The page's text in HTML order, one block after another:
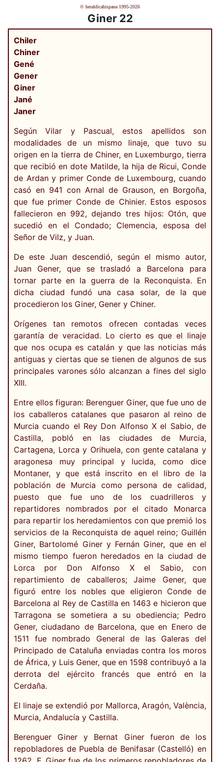
© heraldicahispana 1995-2026
Giner 22
Chiler
Chiner
Gené
Gener
Giner
Jané
Janer
Según Vilar y Pascual, estos apellidos son
modalidades de un mismo linaje, que tuvo su
origen en la tierra de Chiner, en Luxemburgo, tierra
que recibió en dote Matilde, la hija de Ricui, Conde
de Ardan y primer Conde de Luxembourg, cuando
casó en 941 con Arnal de Grauson, en Borgoña,
que fue primer Conde de Chinier. Estos esposos
fallecieron en 992, dejando tres hijos: Otón, que
sucedió en el Condado; Clemencia, esposa del
Señor de Vilz, y Juan.
De este Juan descendió, según el mismo autor,
Juan Gener, que se trasladó a Barcelona para
tornar parte en la guerra de la Reconquista. En
dicha ciudad fundó una casa solar, de la que
procedieron los Giner, Gener y Chiner.
Orígenes tan remotos ofrecen contadas veces
garantía de veracidad. Lo cierto es que el linaje
que nos ocupa es catalán y que las noticias más
antiguas y ciertas que se tienen de algunos de sus
principales varones sólo alcanzan a fines del siglo
XIII.
Entre ellos figuran: Berenguer Giner, que fue uno de
los caballeros catalanes que pasaron al reino de
Murcia cuando el Rey Don Alfonso X el Sabio, de
Castilla, pobló en las ciudades de Murcia,
Cartagena, Lorca y Orihuela, con gente catalana y
aragonesa muy principal y lucida, como dice
Montaner, y que está inscrito en el libro de la
población de Murcia como persona de calidad,
puesto que fue uno de los cuadrilleros y
repartidores nombrados por el citado Monarca
para repartir los heredamientos con que premió los
servicios de la Reconquista de aquel reino; Guillén
Giner, Bartolomé Giner y Fernán Giner, que en el
mismo tiempo fueron heredados en la ciudad de
Lorca por Don Alfonso X el Sabio, con
repartimiento de caballeros; Jaime Gener, que
figuró entre los nobles que eligieron Conde de
Barcelona al Rey de Castilla en 1463 e hicieron que
Tarragona se sometiera a su obediencia; Pedro
Gener, ciudadano de Barcelona, que en Enero de
1511 fue nombrado General de las Galeras del
Principado de Cataluña enviadas contra los moros
de África, y Luis Gener, que en 1598 contribuyó a la
derrota del ejército francés que entró en la
Cerdaña.
El linaje se extendió por Mallorca, Aragón, València,
Murcia, Andalucía y Castilla.
Berenguer Giner y Bernat Giner fueron de los
repobladores de Puebla de Benifasar (Castelló) en